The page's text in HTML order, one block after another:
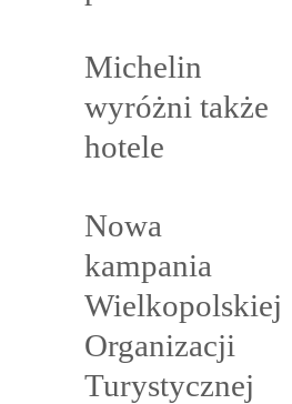
Michelin
wyróżni także
hotele
Nowa
kampania
Wielkopolskiej
Organizacji
Turystycznej